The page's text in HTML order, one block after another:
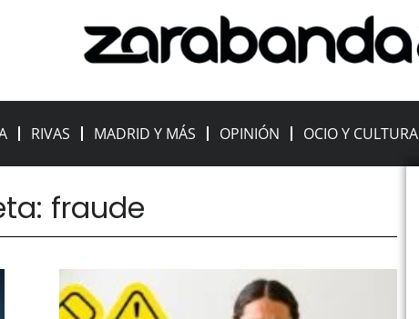
RIVAS MADRID Y MÁS OPINIÓN OCIO Y CULTURA
fraude